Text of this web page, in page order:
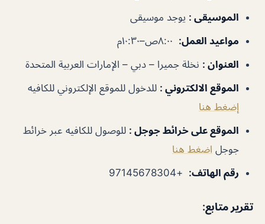
الموسيقى : يوجد موسيقى
مواعيد العمل:
العنوان : نخلة جميرا – دبي – الإمارات العربية المتحدة
الموقع الالكتروني : للدخول للموقع الإلكتروني للكافيه
إضغط هنا
الموقع على خرائط جوجل : للوصول للكافيه عبر خرائط
جوجل اضغط هنا
رقم الهاتف:
+97145678304
تقرير متابع: